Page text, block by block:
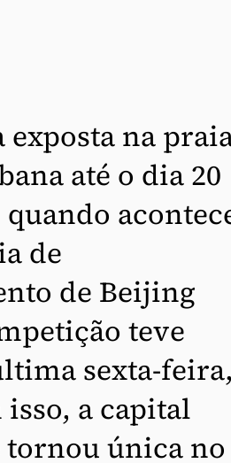
exposta na
até o dia 20
quando
de
de Beijing
teve
sexta-
isso, a capital
tornou única no